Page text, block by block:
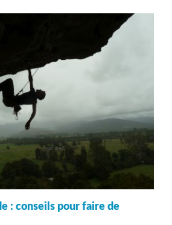
: conseils pour faire de